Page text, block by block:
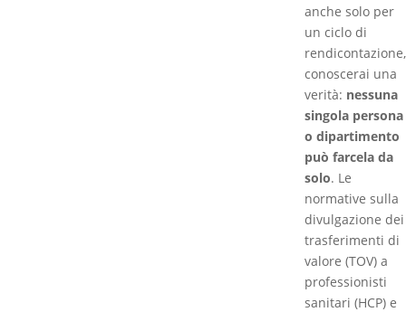
anche solo per
un ciclo di
rendicontazione,
conoscerai una
verità: nessuna
singola persona
o dipartimento
può farcela da
solo. Le
normative sulla
divulgazione dei
trasferimenti di
valore (TOV) a
professionisti
sanitari (HCP) e